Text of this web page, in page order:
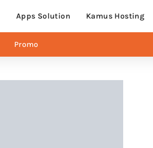
Apps Solution Kamus Hosting
Promo